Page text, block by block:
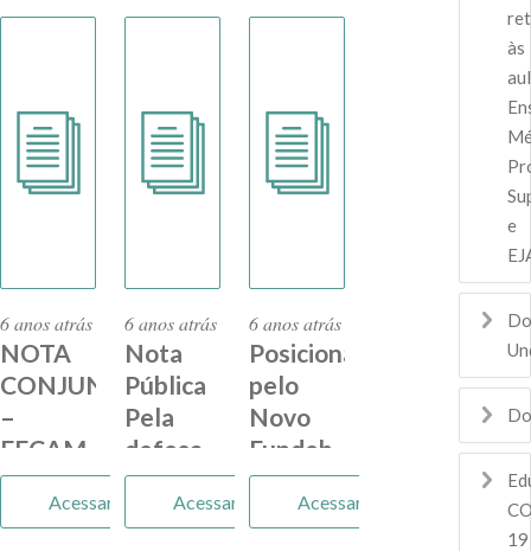
urgente
usar
Fundeb
para
financiar
6 anos atrás
NOTA
CONJUNTA
–
FECAM
E
UNDIME
Acessar
6 anos atrás
Nota
Pública
Pela
defesa
da
íntegra
Acessar
6 anos atrás
Posicionamento
pelo
Novo
Fundeb
Acessar
às
e
19